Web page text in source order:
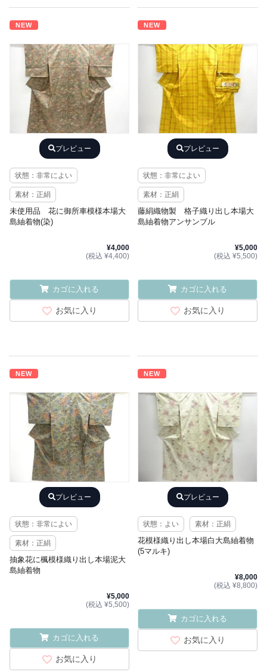
NEW
プレビュー
状態：非常によい
素材：正絹
未使用品 花に御所車模様本場大
島紬着物(染)
¥4,000
(税込 ¥4,400)
カゴに入れる
お気に入り
NEW
プレビュー
状態：非常によい
素材：正絹
藤絹織物製 格子織り出し本場大
島紬着物アンサンブル
¥5,000
(税込 ¥5,500)
カゴに入れる
お気に入り
NEW
プレビュー
状態：非常によい
素材：正絹
抽象花に楓模様織り出し本場泥大
島紬着物
¥5,000
(税込 ¥5,500)
カゴに入れる
お気に入り
NEW
プレビュー
状態：よい 素材：正絹
花模様織り出し本場白大島紬着物
(5マルキ)
¥8,000
(税込 ¥8,800)
カゴに入れる
お気に入り